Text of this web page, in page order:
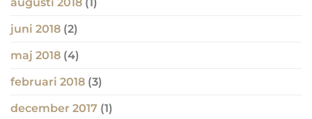
juni 2018 (2)
maj 2018 (4)
februari 2018 (3)
december 2017 (1)